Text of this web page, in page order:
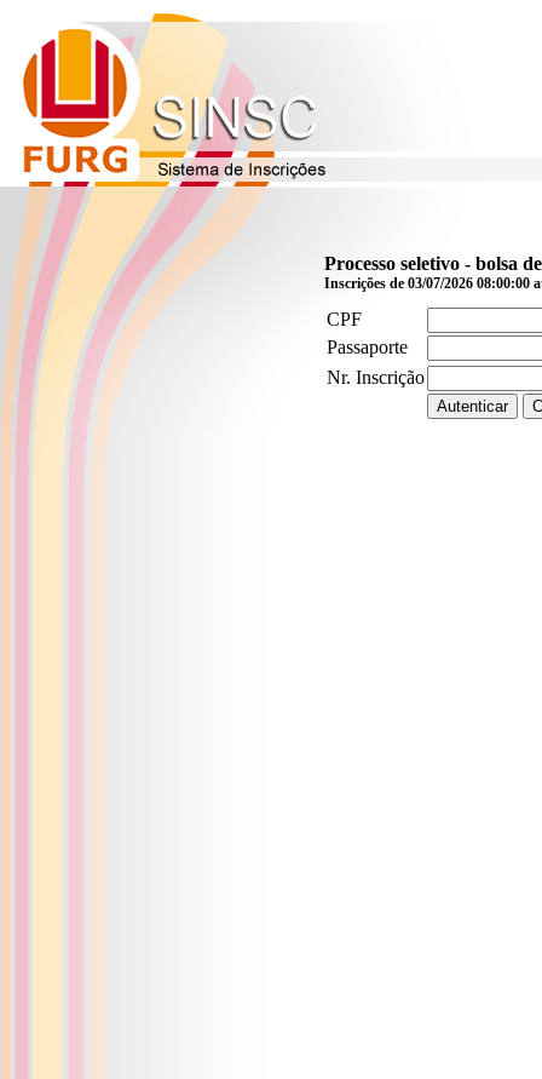
Processo seletivo - bolsa
Inscrições de 03/07/2026 08:00:00
CPF
Passaporte
Nr. Inscrição